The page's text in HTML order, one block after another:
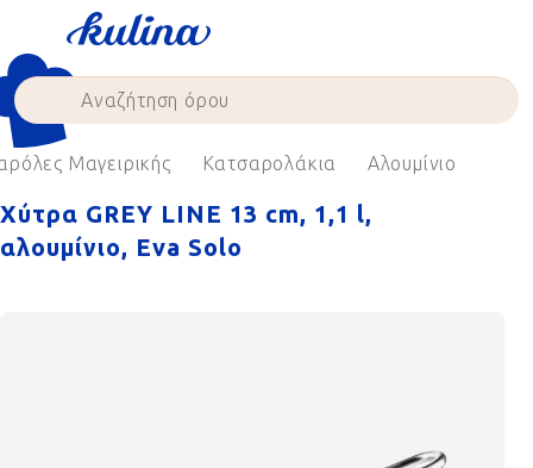
content
Μαγειρικής Κατσαρολάκια Αλουμίνιο
Χύτρα GREY LINE 13 cm, 1,1 l,
αλουμίνιο, Eva Solo